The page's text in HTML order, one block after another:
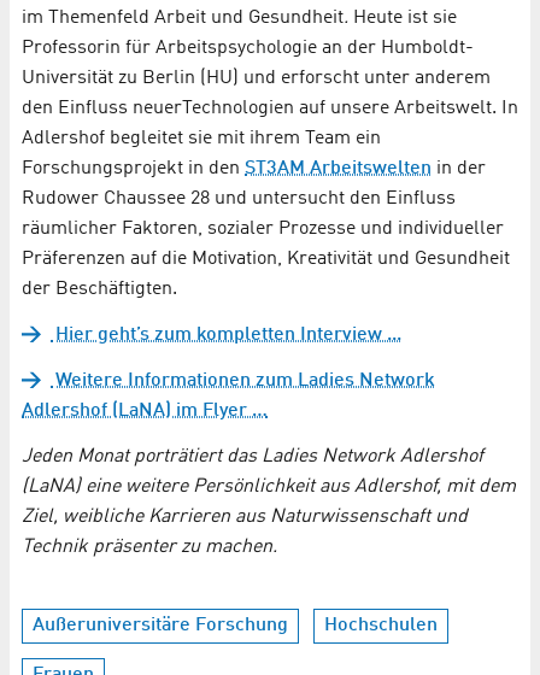
im Themenfeld Arbeit und Gesundheit. Heute ist sie
Professorin für Arbeitspsychologie an der Humboldt-
Universität zu Berlin (HU) und erforscht unter anderem
den Einfluss neuerTechnologien auf unsere Arbeitswelt. In
Adlershof begleitet sie mit ihrem Team ein
Forschungsprojekt in den ST3AM Arbeitswelten in der
Rudower Chaussee 28 und untersucht den Einfluss
räumlicher Faktoren, sozialer Prozesse und individueller
Präferenzen auf die Motivation, Kreativität und Gesundheit
der Beschäftigten.
Hier geht’s zum kompletten Interview ...
Weitere Informationen zum Ladies Network
Adlershof (LaNA) im Flyer …
Jeden Monat porträtiert das Ladies Network Adlershof
(LaNA) eine weitere Persönlichkeit aus Adlershof, mit dem
Ziel, weibliche Karrieren aus Naturwissenschaft und
Technik präsenter zu machen.
Außeruniversitäre Forschung Hochschulen